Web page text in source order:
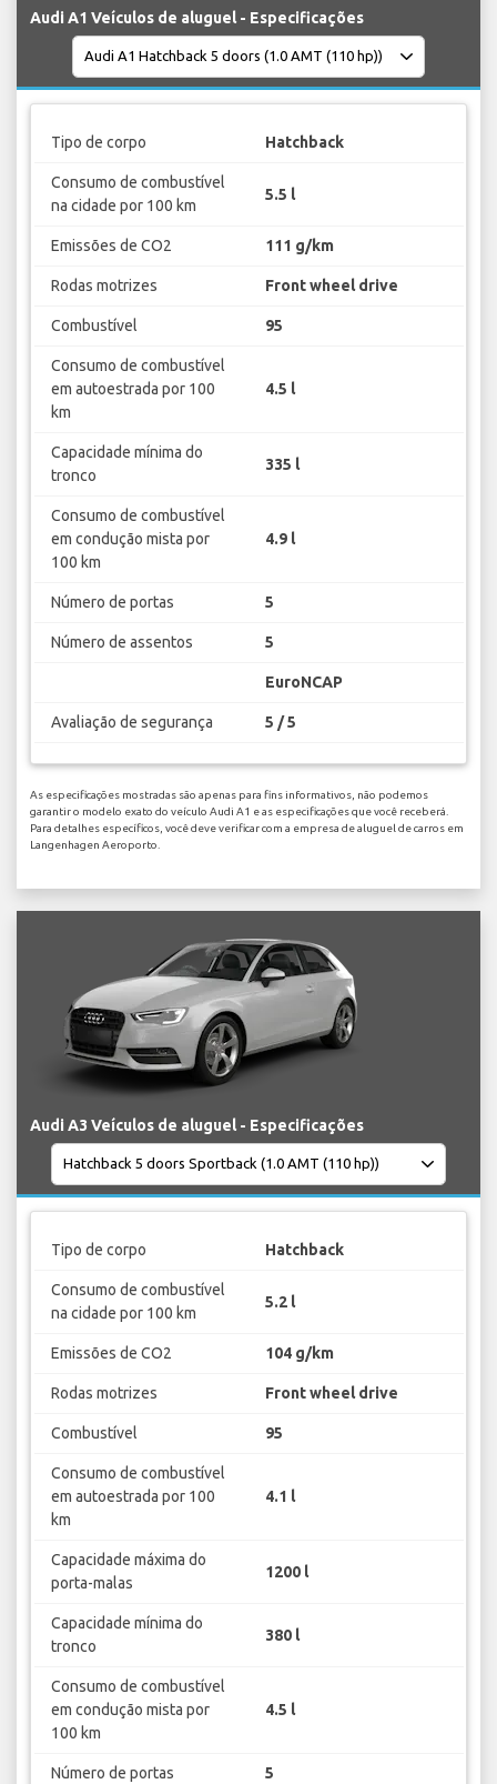
Audi A1 Veículos de aluguel - Especificações
Tipo de corpo Hatchback
Consumo de combustível
na cidade por 100 km
5.5 l
Emissões de CO2 111 g/km
Rodas motrizes Front wheel drive
Combustível 95
Consumo de combustível
em autoestrada por 100
km
4.5 l
Capacidade mínima do
tronco
335 l
Consumo de combustível
em condução mista por
100 km
4.9 l
Número de portas 5
Número de assentos 5
EuroNCAP
Avaliação de segurança 5 / 5
As especificações mostradas são apenas para fins informativos, não podemos
garantir o modelo exato do veículo Audi A1 e as especificações que você receberá.
Para detalhes específicos, você deve verificar com a empresa de aluguel de carros em
Langenhagen Aeroporto.
Audi A3 Veículos de aluguel - Especificações
Tipo de corpo Hatchback
Consumo de combustível
na cidade por 100 km
5.2 l
Emissões de CO2 104 g/km
Rodas motrizes Front wheel drive
Combustível 95
Consumo de combustível
em autoestrada por 100
km
4.1 l
Capacidade máxima do
porta-malas
1200 l
Capacidade mínima do
tronco
380 l
Consumo de combustível
em condução mista por
100 km
4.5 l
Número de portas 5